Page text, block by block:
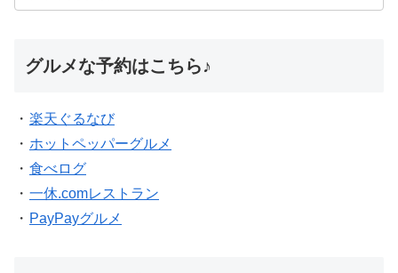
グルメな予約はこちら♪
・ 楽天ぐるなび
・ ホットペッパーグルメ
・ 食べログ
・ 一休.comレストラン
・ PayPayグルメ